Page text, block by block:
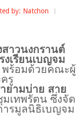
by: Natchon
สาวนงกรานต์
งเรียนเบญจม
พร้อมด้วยคณะผู้
รู
ยามบ่าย สาย
เทพรัตน ซึ่งจัด
รมูลนิธิเบญจม